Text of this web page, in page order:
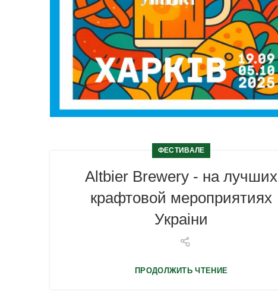
ФЕСТИВАЛЕ
Altbier Brewery - на лучших
крафтовой мероприятиях
Украiни
ПРОДОЛЖИТЬ ЧТЕНИЕ